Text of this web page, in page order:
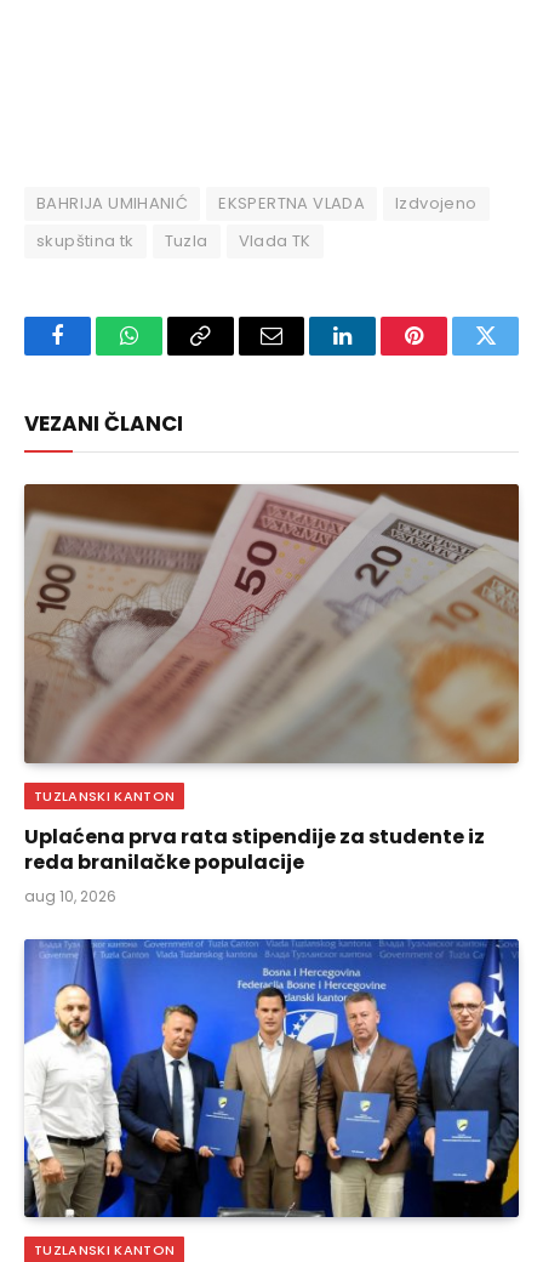
BAHRIJA UMIHANIĆ EKSPERTNA VLADA
Izdvojeno
skupština tk
Tuzla Vlada TK
FacebookWhatsAppCopy
Email LinkedInPinterest
VEZANI ČLANCI
TUZLANSKI KANTON
Uplaćena prva rata stipendije za studente iz
reda branilačke populacije
aug 10, 2026
TUZLANSKI KANTON